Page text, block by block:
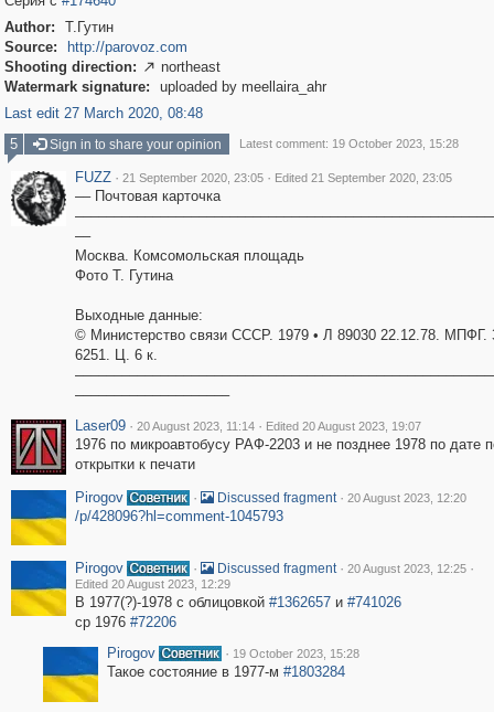
Author:
Т.Гутин
Source:
http://parovoz.com
Shooting direction:  northeast
Watermark signature:
uploaded by meellaira_ahr
Last edit 27 March 2020, 08:48
5
Sign in to share your opinion Latest comment: 19 October 2023, 15:28
FUZZ · 21 September 2020, 23:05 · Edited 21 September 2020, 23:05
–– Почтовая карточка
––
Москва. Комсомольская площадь
Фото Т. Гутина
Выходные данные:
© Министерство связи СССР. 1979 • Л 89030 22.12.78. МПФГ.
6251. Ц. 6 к.
––––––––––––––––––––
Laser09 · 20 August 2023, 11:14 · Edited 20 August 2023, 19:07
1976 по микроавтобусу РАФ-2203 и не позднее 1978 по дате
открытки к печати
Pirogov
· Discussed fragment · 20 August 2023, 12:20
/p/428096?hl=comment-1045793
Pirogov · Discussed fragment · 20 August 2023, 12:25 ·
Edited 20 August 2023, 12:29
В 1977(?)-1978 с облицовкой #1362657и #741026
ср 1976 #72206
Pirogov
· 19 October 2023, 15:28
Такое состояние в 1977-м #1803284